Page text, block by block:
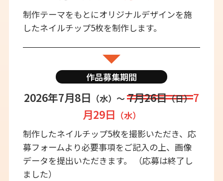
制作テーマをもとにオリジナルデザインを施
したネイルチップ5枚を制作します。
作品募集期間
2026年7月8日 （水）〜 7月26日（日）7
月29日 （水）
制作したネイルチップ5枚を撮影いただき、応
募フォームより必要事項をご記入の上、画像
データを提出いただきます。
（応募は終了し
ました）